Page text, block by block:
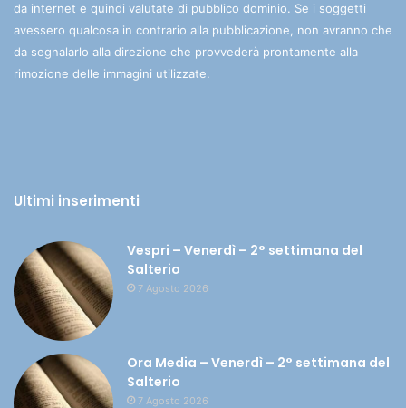
da internet e quindi valutate di pubblico dominio. Se i soggetti
avessero qualcosa in contrario alla pubblicazione, non avranno che
da segnalarlo alla direzione che provvederà prontamente alla
rimozione delle immagini utilizzate.
Ultimi inserimenti
Vespri – Venerdì – 2° settimana del
Salterio
7 Agosto 2026
Ora Media – Venerdì – 2° settimana del
Salterio
7 Agosto 2026